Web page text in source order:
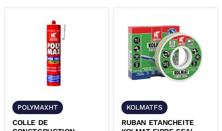
POLYMAXHT
COLLE DE
KOLMATFS
RUBAN ETANCHEITE